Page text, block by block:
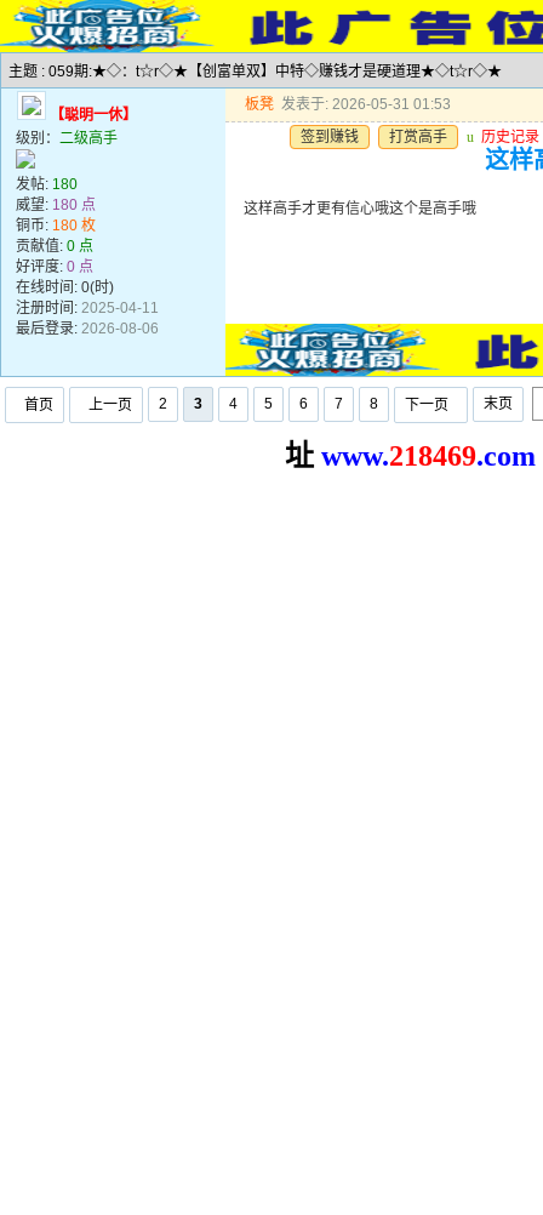
主题 : 059期:★◇：t☆r◇★【创富单双】中特◇赚钱才是硬道理★◇t☆r◇★
【聪明一休】
级别： 二级高手
发帖: 180
威望: 180 点
铜币: 180 枚
贡献值: 0 点
好评度: 0 点
在线时间: 0(时)
注册时间: 2025-04-11
最后登录: 2026-08-06
板凳 发表于: 2026-05-31 01:53
签到赚钱
打赏高手 u 历史记录
这样
这样高手才更有信心哦这个是高手哦
首页 上一页 2 3 4 5 6 7 8 下一页 末页
址 www.218469.com